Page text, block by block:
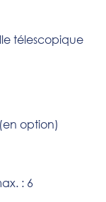
télescopique
option)
: 6